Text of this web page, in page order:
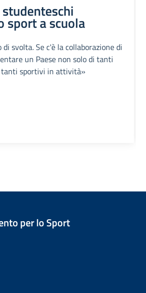
a scuola
svolta. Se c'è la collaborazione di
un Paese non solo di tanti
tanti sportivi in attività»
per lo Sport